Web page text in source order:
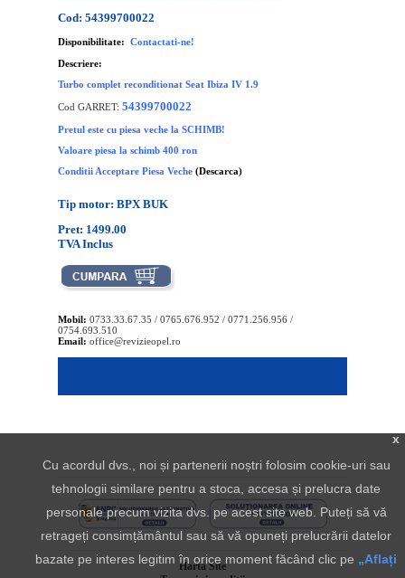
Cod: 54399700022
Disponibilitate: Contactati-ne!
Descriere:
Turbo complet reconditionat Seat Ibiza IV 1.9
Cod GARRET: 54399700022
Pretul este cu piesa veche la SCHIMB!
Valoare piesa la schimb 400 ron
Conditii Acceptare Piesa Veche (Descarca)
Tip motor: BPX BUK
Pret: 1499.00
TVA Inclus
Mobil: 0733.33.67.35 / 0765.676.952 / 0771.256.956 /
0754.693.510
Email: office@revizieopel.ro
Harta Site
x
Cu acordul dvs., noi și partenerii noștri folosim cookie-uri sau
tehnologii similare pentru a stoca, accesa și prelucra date
personale precum vizita dvs. pe acest site web. Puteți să vă
retrageți consimțământul sau să vă opuneți prelucrării datelor
bazate pe interes legitim în orice moment făcând clic pe „Aflați